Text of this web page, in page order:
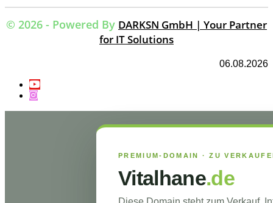
© 2026 - Powered By DARKSN GmbH | Your Partner
for IT Solutions
06.08.2026
PREMIUM-DOMAIN · ZU
Vitalhane.de